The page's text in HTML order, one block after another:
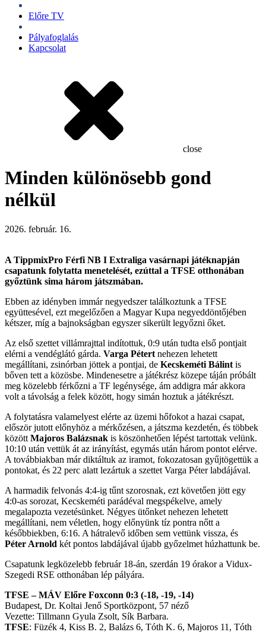
Előre TV
Pályafoglalás
Kapcsolat
close
Minden különösebb gond
nélkül
2026. február. 16.
A TippmixPro Férfi NB I Extraliga vasárnapi játéknapján
csapatunk folytatta menetelését, ezúttal a TFSE otthonában
győztünk sima három játszmában.
Ebben az idényben immár negyedszer találkoztunk a TFSE
együttesével, ezt megelőzően a Magyar Kupa negyeddöntőjében
kétszer, míg a bajnokságban egyszer sikerült legyőzni őket.
Az első szettet villámrajttal indítottuk, 0:9 után tudta első pontjait
elérni a vendéglátó gárda. Varga Pétert nehezen lehetett
megállítani, zsinórban jöttek a pontjai, de Kecskeméti Bálint is
bőven tett a közösbe. Mindenesetre a játékrész közepe táján próbált
meg közelebb férkőzni a TF legénysége, ám addigra már akkora
volt a távolság a felek között, hogy simán hoztuk a játékrészt.
A folytatásra valamelyest elérte az üzemi hőfokot a hazai csapat,
először jutott előnyhöz a mérkőzésen, a játszma kezdetén, és többek
között Majoros Balázsnak is köszönhetően lépést tartottak velünk.
10:10 után vettük át az irányítást, egymás után három pontot elérve.
A továbbiakban már diktáltuk az iramot, fokozatosan gyűjtögettük a
pontokat, és 22 perc alatt lezártuk a szettet Varga Péter labdájával.
A harmadik felvonás 4:4-ig tűnt szorosnak, ezt követően jött egy
4:0-as sorozat, Kecskeméti parádéval megspékelve, amely
megalapozta vezetésünket. Négyes ütőnket nehezen lehetett
megállítani, nem véletlen, hogy előnyünk tíz pontra nőtt a
későbbiekben, 6:16. A hátralevő időben sem vettünk vissza, és
Péter Arnold két pontos labdájával újabb győzelmet húzhattunk be.
Csapatunk legközelebb február 18-án, szerdán 19 órakor a Vidux-
Szegedi RSE otthonában lép pályára.
TFSE – MÁV Előre Foxconn 0:3 (-18, -19, -14)
Budapest, Dr. Koltai Jenő Sportközpont, 57 néző
Vezette: Tillmann Gyula Zsolt, Sík Barbara.
TFSE: Füzék 4, Kiss B. 2, Balázs 6, Tóth K. 6, Majoros 11, Tóth